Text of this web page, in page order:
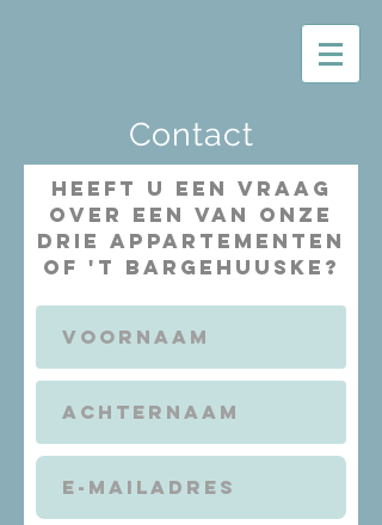
Contact
Heeft u een vraag
over een van onze
drie appartementen
of 't Bargehuuske?